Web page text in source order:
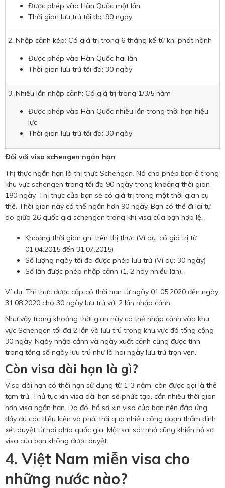
Được phép vào Hàn Quốc một lần
Thời gian lưu trú tối đa: 90 ngày
2. Nhập cảnh kép: Có giá trị trong 6 tháng kể từ khi phát hành
Được phép vào Hàn Quốc hai lần
Thời gian lưu trú tối đa: 30 ngày
3. Nhiều lần nhập cảnh: Có giá trị trong 1/3/5 năm
Được phép vào Hàn Quốc nhiều lần trong thời hạn hiệu
lực
Thời gian lưu trú tối đa: 30 ngày
Đối với visa schengen ngắn hạn
Thị thực ngắn hạn là thị thực Schengen. Nó cho phép bạn ở trong
khu vực schengen trong tối đa 90 ngày trong khoảng thời gian
180 ngày. Thị thực của bạn sẽ có giá trị trong một thời gian cụ
thể. Thời gian này có thể ngắn hơn 90 ngày. Bạn có thể đi lại tự
do giữa 26 quốc gia schengen trong khi visa của bạn hợp lệ.
Khoảng thời gian ghi trên thị thực (Ví dụ: có giá trị từ
01.04.2015 đến 31.07.2015)
Số lượng ngày tối đa được phép lưu trú (Ví dụ: 30 ngày)
Số lần được phép nhập cảnh (1, 2 hay nhiều lần).
Ví dụ: Thị thực được cấp có thời hạn từ ngày 01.05.2020 đến ngày
31.08.2020 cho 30 ngày lưu trú với 2 lần nhập cảnh.
Như vậy trong khoảng thời gian này có thể nhập cảnh vào khu
vực Schengen tối đa 2 lần và lưu trú trong khu vực đó tổng cộng
30 ngày. Ngày nhập cảnh và ngày xuất cảnh cũng được tính
trong tổng số ngày lưu trú như là hai ngày lưu trú trọn vẹn.
Còn visa dài hạn là gì?
Visa dài hạn có thời hạn sử dụng từ 1-3 năm, còn được gọi là thẻ
tạm trú. Thủ tục xin visa dài hạn sẽ phức tạp, cần nhiều thời gian
hơn visa ngắn hạn. Do đó, hồ sơ xin visa của bạn nên đáp ứng
đầy đủ các điều kiện và phải trải qua nhiều công đoạn thẩm định
xét duyệt từ hai phía quốc gia. Một sai sót nhỏ cũng khiến hồ sơ
visa của bạn không được duyệt.
4. Việt Nam miễn visa cho
những nước nào?